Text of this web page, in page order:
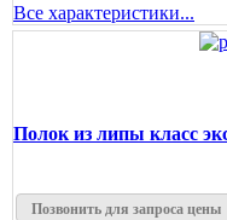
Все характеристики...
Полок из липы класс
Позвонить для запроса цены